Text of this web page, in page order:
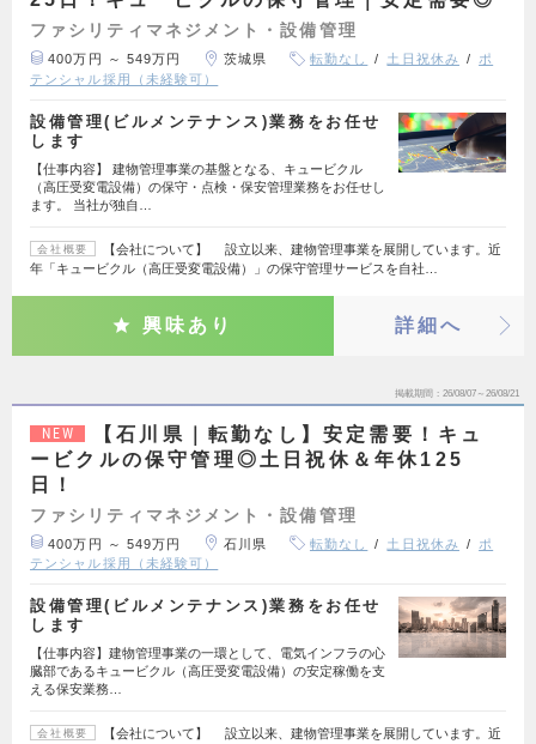
ファシリティマネジメント・設備管理
400万円 ～ 549万円 茨城県 転勤なし 土日祝休み
ポ
テンシャル採用（未経験可）
設備管理(ビルメンテナンス)業務をお任せ
します
【仕事内容】 建物管理事業の基盤となる、キュービクル
（高圧受変電設備）の保守・点検・保安管理業務をお任せし
ます。 当社が独自…
会社概要
【会社について】 設立以来、建物管理事業を展開しています。近
年「キュービクル（高圧受変電設備）」の保守管理サービスを自社…
興味あり 詳細へ
掲載期間 26/08/07～26/08/21
NEW
【石川県｜転勤なし】安定需要！キュ
ービクルの保守管理◎土日祝休＆年休125
日！
ファシリティマネジメント・設備管理
400万円 ～ 549万円 石川県 転勤なし 土日祝休み
ポ
テンシャル採用（未経験可）
設備管理(ビルメンテナンス)業務をお任せ
します
【仕事内容】建物管理事業の一環として、電気インフラの心
臓部であるキュービクル（高圧受変電設備）の安定稼働を支
える保安業務…
会社概要
【会社について】 設立以来、建物管理事業を展開しています。近